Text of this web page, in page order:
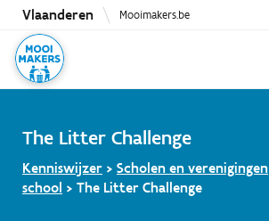
Overslaan
naar
inhoud
Vlaanderen Mooimakers.be
The Litter Challenge
Kenniswijzer > Scholen en verenigingen
school > The Litter Challenge